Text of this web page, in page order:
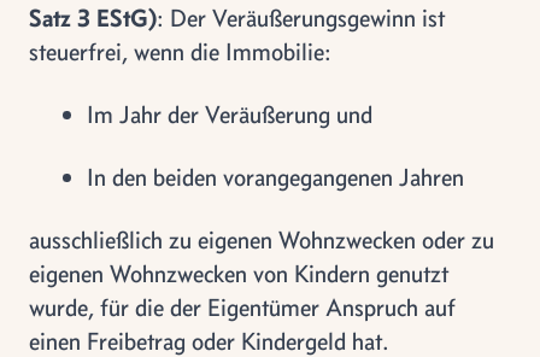
Satz 3 EStG): Der Veräußerungsgewinn ist
steuerfrei, wenn die Immobilie:
Im Jahr der Veräußerung und
In den beiden vorangegangenen Jahren
ausschließlich zu eigenen Wohnzwecken oder zu
eigenen Wohnzwecken von Kindern genutzt
wurde, für die der Eigentümer Anspruch auf
einen Freibetrag oder Kindergeld hat.